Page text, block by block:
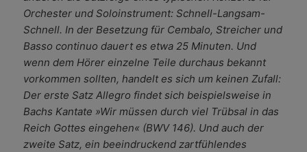
Orchester und Soloinstrument: Schnell-Langsam-
Schnell. In der Besetzung für Cembalo, Streicher und
Basso continuo dauert es etwa 25 Minuten. Und
wenn dem Hörer einzelne Teile durchaus bekannt
vorkommen sollten, handelt es sich um keinen Zufall:
Der erste Satz Allegro findet sich beispielsweise in
Bachs Kantate »Wir müssen durch viel Trübsal in das
Reich Gottes eingehen« (BWV 146). Und auch der
zweite Satz, ein beeindruckend zartfühlendes